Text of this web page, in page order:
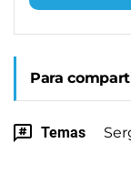
Para
Temas